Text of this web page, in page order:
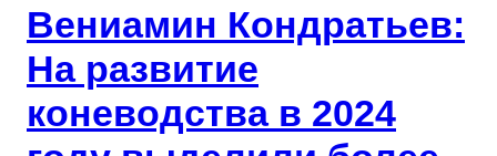
Вениамин Кондратьев:
На развитие
коневодства в 2024